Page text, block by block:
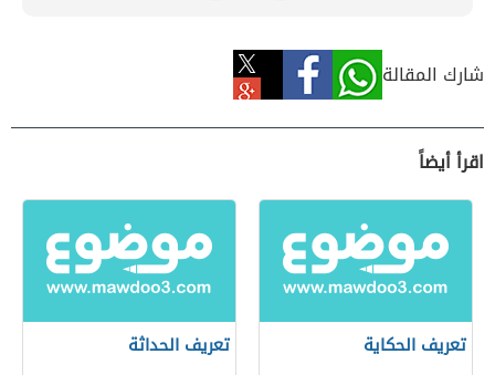
شارك المقالة
اقرأ أيضاً
تعريف الحكاية تعريف الحداثة